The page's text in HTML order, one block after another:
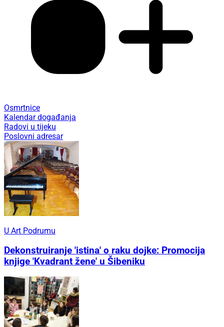
Osmrtnice
Kalendar događanja
Radovi u tijeku
Poslovni adresar
U Art Podrumu
Dekonstruiranje 'istina' o raku dojke: Promocija
knjige 'Kvadrant žene' u Šibeniku